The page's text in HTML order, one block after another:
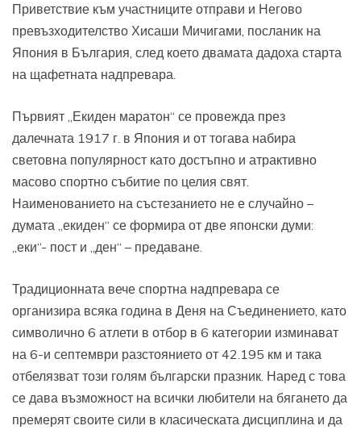
Приветствие към участниците отправи и Негово
превъзходителство Хисаши Мичигами, посланик на
Япония в България, след което двамата дадоха старта
на щафетната надпревара.
Първият „Екиден маратон“ се провежда през
далечната 1917 г. в Япония и от тогава набира
световна популярност като достъпно и атрактивно
масово спортно събитие по целия свят.
Наименованието на състезанието не е случайно –
думата „екиден“ се формира от две японски думи:
„еки“- пост и „ден“ – предаване.
Традиционната вече спортна надпревара се
организира всяка година в Деня на Съединението, като
символично 6 атлети в отбор в 6 категории изминават
на 6-и септември разстоянието от 42.195 км и така
отбелязват този голям български празник. Наред с това
се дава възможност на всички любители на бягането да
премерят своите сили в класическата дисциплина и да